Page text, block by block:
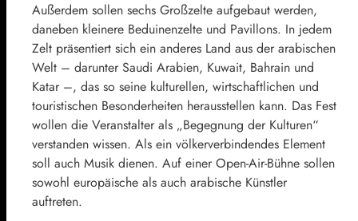
Außerdem sollen sechs Großzelte aufgebaut werden,
daneben kleinere Beduinenzelte und Pavillons. In jedem
Zelt präsentiert sich ein anderes Land aus der arabischen
Welt – darunter Saudi Arabien, Kuwait, Bahrain und
Katar –, das so seine kulturellen, wirtschaftlichen und
touristischen Besonderheiten herausstellen kann. Das Fest
wollen die Veranstalter als „Begegnung der Kulturen“
verstanden wissen. Als ein völkerverbindendes Element
soll auch Musik dienen. Auf einer Open-Air-Bühne sollen
sowohl europäische als auch arabische Künstler
auftreten.